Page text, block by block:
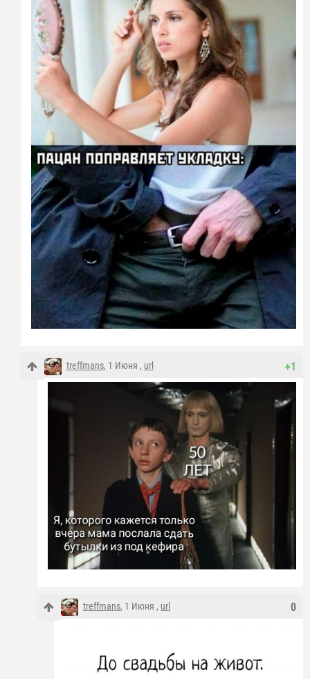
+1
treffmans, 1 Июня , url
0
treffmans, 1 Июня , url